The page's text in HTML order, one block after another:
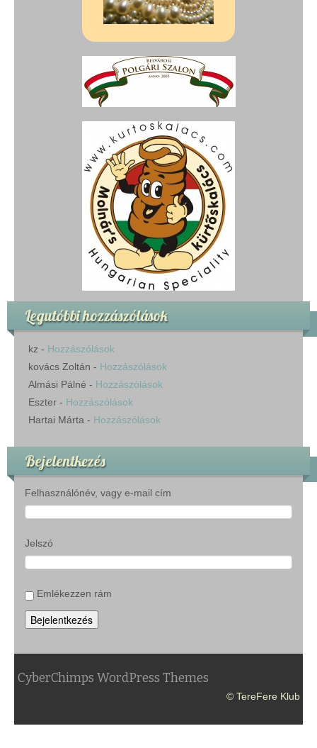
Legutóbbi hozzászólások
kz - Hozzászólások
kovács Zoltán - Hozzászólások
Almási Pálné - Hozzászólások
Eszter - Hozzászólások
Hartai Márta - Hozzászólások
Bejelentkezés
Felhasználónév, vagy e-mail cím
Jelszó
Emlékezzen rám
Bejelentkezés
CyberChimps WordPress Themes
© TereFere Klub